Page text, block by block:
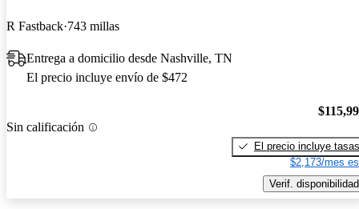
R Fastback 743 millas
Entrega a domicilio desde Nashville, TN
El precio incluye envío de $472
Sin calificación
El precio incluye tasas
$2,173/mes
Verif. disponibilidad